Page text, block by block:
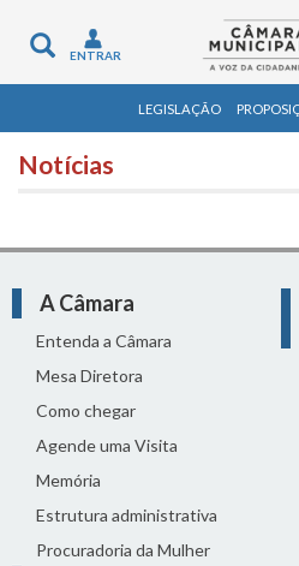
Toggle
navigation
ENTRAR
LEGISLAÇÃO
Notícias
A Câmara
Entenda a Câmara
Mesa Diretora
Como chegar
Agende uma Visita
Memória
Estrutura administrativa
Procuradoria da Mulher